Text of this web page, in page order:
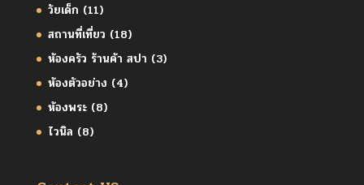
วัยเด็ก (11)
สถานที่เที่ยว (18)
ห้องครัว ร้านค้า สปา (3)
ห้องตัวอย่าง (4)
ห้องพระ(8)
ไวนิล (8)